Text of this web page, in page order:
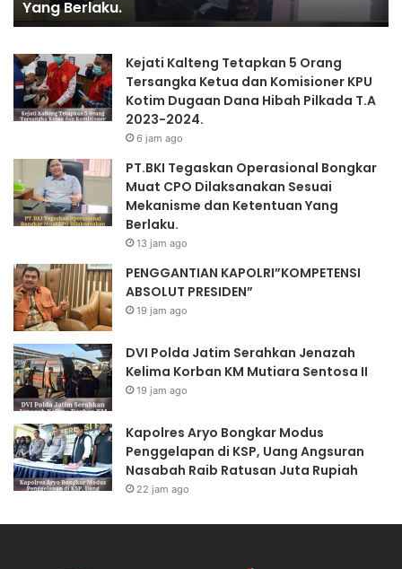
dan
Ketentuan
Berlaku.
Yang Berlaku.
Kejati Kalteng Tetapkan 5 Orang
Tersangka Ketua dan Komisioner KPU
Kotim Dugaan Dana Hibah Pilkada T.A
2023-2024.
6 jam ago
PT.BKI Tegaskan Operasional Bongkar
Muat CPO Dilaksanakan Sesuai
Mekanisme dan Ketentuan Yang
Berlaku.
13 jam ago
PENGGANTIAN KAPOLRI”KOMPETENSI
ABSOLUT PRESIDEN”
19 jam ago
DVI Polda Jatim Serahkan Jenazah
Kelima Korban KM Mutiara Sentosa II
19 jam ago
Kapolres Aryo Bongkar Modus
Penggelapan di KSP, Uang Angsuran
Nasabah Raib Ratusan Juta Rupiah
22 jam ago